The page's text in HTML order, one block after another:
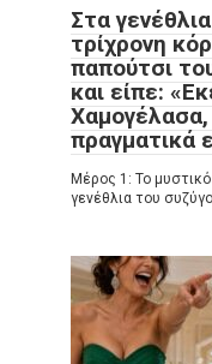
Στα
τρίχρονη
παπούτσι
και είπε:
Χαμογέλασα,
πραγματικά
Μέρος 1: Το
γενέθλια του